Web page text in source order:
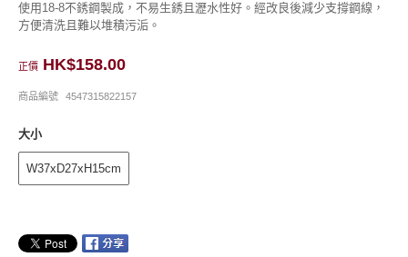
使用18-8不銹鋼製成，不易生銹且瀝水性好。經改良後減少支撐鋼線，
方便清洗且難以堆積污洉。
正價 HK$158.00
商品編號 4547315822157
大小
W37xD27xH15cm